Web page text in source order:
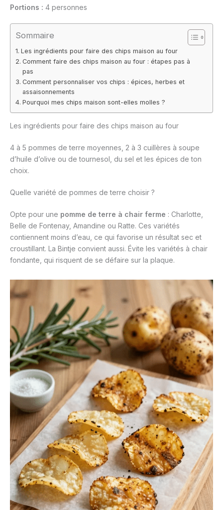
Portions : 4 personnes
Sommaire
Les ingrédients pour faire des chips maison au four
Comment faire des chips maison au four : étapes pas à
pas
Comment personnaliser vos chips : épices, herbes et
assaisonnements
Pourquoi mes chips maison sont-elles molles ?
Les ingrédients pour faire des chips maison au four
4 à 5 pommes de terre moyennes, 2 à 3 cuillères à soupe
d’huile d’olive ou de tournesol, du sel et les épices de ton
choix.
Quelle variété de pommes de terre choisir ?
Opte pour une pomme de terre à chair ferme : Charlotte,
Belle de Fontenay, Amandine ou Ratte. Ces variétés
contiennent moins d’eau, ce qui favorise un résultat sec et
croustillant. La Bintje convient aussi. Évite les variétés à chair
fondante, qui risquent de se défaire sur la plaque.